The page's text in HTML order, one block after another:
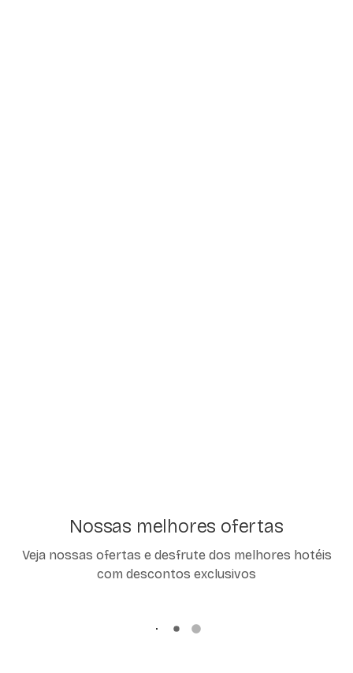
Nossas melhores ofertas
Veja nossas ofertas e desfrute dos melhores hotéis
com descontos exclusivos